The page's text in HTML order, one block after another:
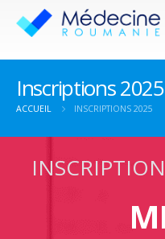
Inscriptions 2025
ACCUEIL INSCRIPTIONS 2025